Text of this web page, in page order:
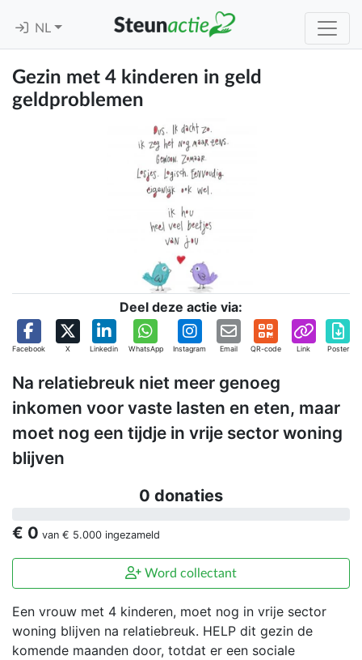
NL
Gezin met 4 kinderen in geld
geldproblemen
Deel deze actie via:
Facebook X Linkedin WhatsApp Instagram Email QR-code Link Poster
Na relatiebreuk niet meer genoeg
inkomen voor vaste lasten en eten, maar
moet nog een tijdje in vrije sector woning
blijven
0 donaties
€ 0 van € 5.000 ingezameld
Word collectant
Een vrouw met 4 kinderen, moet nog in vrije sector
woning blijven na relatiebreuk. HELP dit gezin de
komende maanden door, totdat er een sociale